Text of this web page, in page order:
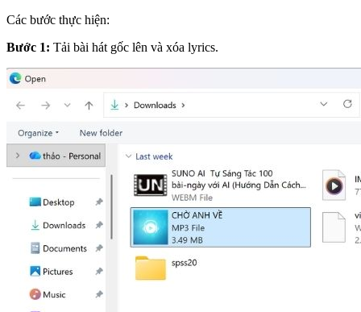
Các bước thực hiện:
Bước 1: Tải bài hát gốc lên và xóa lyrics.